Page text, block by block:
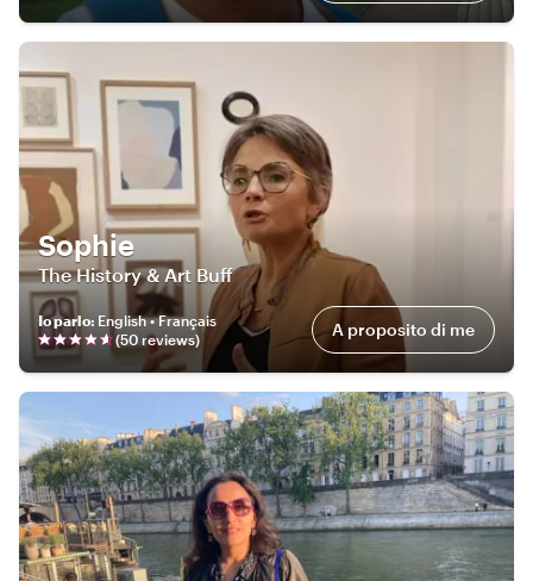
Sophie
The History & Art Buff
Io parlo: English • Français
(50 reviews) A proposito di me